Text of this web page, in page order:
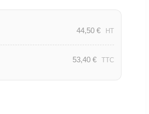
44,50 € HT
53,40 € TTC